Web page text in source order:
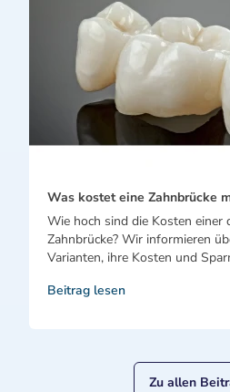
Was kostet eine Zahnbrücke
Wie hoch sind die Kosten einer
Zahnbrücke? Wir informieren
Varianten, ihre Kosten und
Beitrag lesen
Zu allen